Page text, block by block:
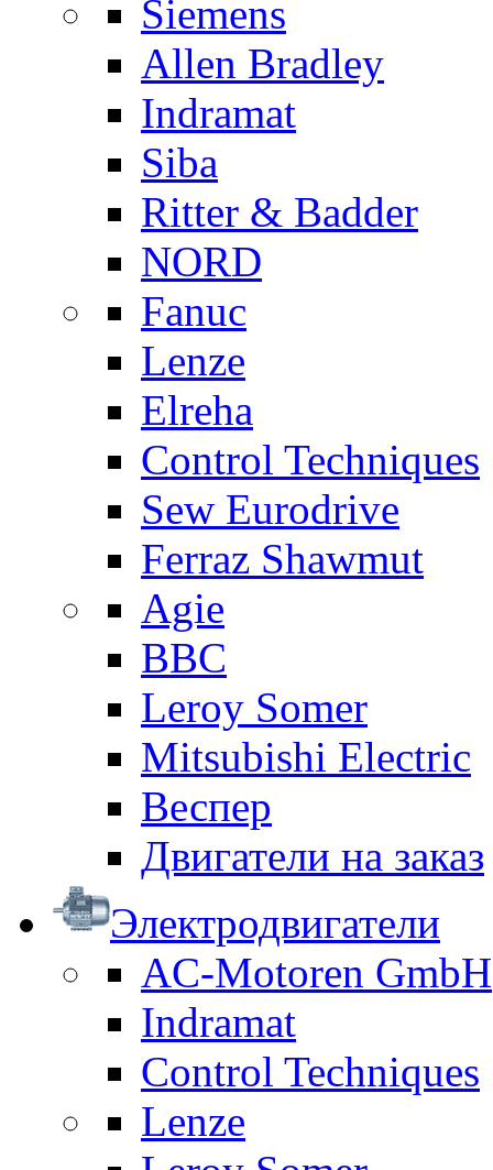
Siemens
Allen Bradley
Indramat
Siba
Ritter & Badder
NORD
Fanuc
Lenze
Elreha
Control Techniques
Sew Eurodrive
Ferraz Shawmut
Agie
BBC
Leroy Somer
Mitsubishi Electric
Веспер
Двигатели на заказ
Электродвигатели
AC-Motoren GmbH
Indramat
Control Techniques
Lenze